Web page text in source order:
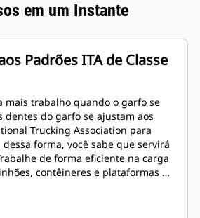
em um Instante
Padrões ITA de Classe
mais trabalho quando o garfo se
dentes do garfo se ajustam aos
Trucking Association para
forma, você sabe que servirá
de forma eficiente na carga
contêineres e plataformas de